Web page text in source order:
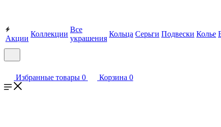
Акции
Коллекции
Все
украшения
Кольца Серьги Подвески Колье
Избранные товары 0 Корзина 0